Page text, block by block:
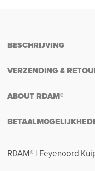
BESCHRIJVING
VERZENDING &
ABOUT RDAM®
RDAM® | Feyenoord